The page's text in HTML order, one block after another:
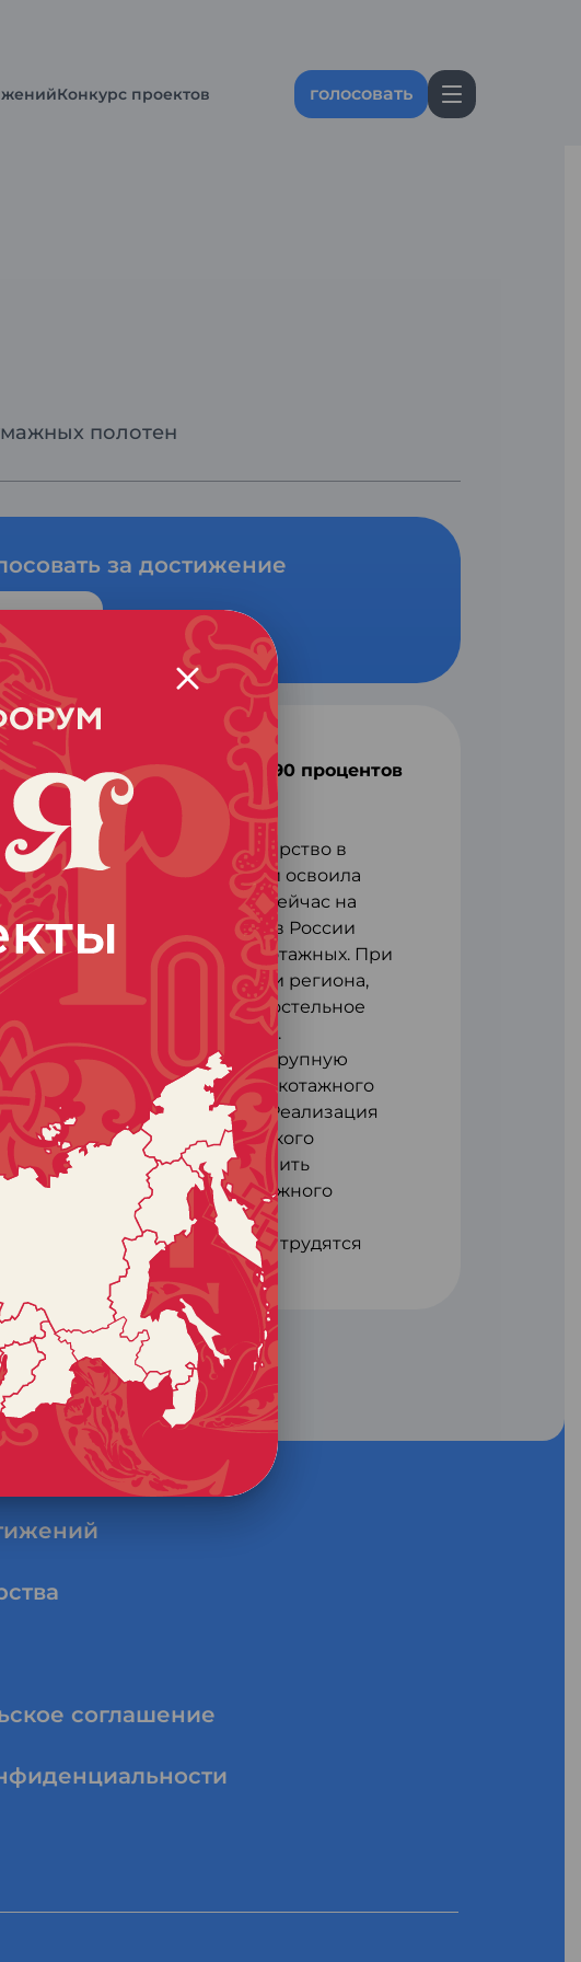
Конкурс проектов голосовать
полотен
за достижение
трикотажных тканей и 90 процентов
область упрочила свое лидерство в
хлопчатобумажных тканей и освоила
трикотажного полотна. Сейчас на
80% всех производимых в России
тканей и 75% трикотажных. При
перерабатывают внутри региона,
во всей России готовое постельное
текстиль для интерьера.
Родники открыли самую крупную
фабрику по выпуску трикотажного
оборудованием. Реализация
увеличить объем российского
полотен на треть и снизить
доля производства трикотажного
возросла до 75%.
в Ивановской области трудятся
соглашение